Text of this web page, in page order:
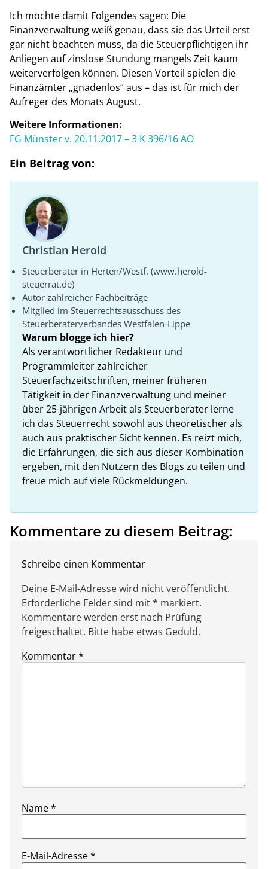
Ich möchte damit Folgendes sagen: Die
Finanzverwaltung weiß genau, dass sie das Urteil erst
gar nicht beachten muss, da die Steuerpflichtigen ihr
Anliegen auf zinslose Stundung mangels Zeit kaum
weiterverfolgen können. Diesen Vorteil spielen die
Finanzämter „gnadenlos“ aus – das ist für mich der
Aufreger des Monats August.
Weitere Informationen:
FG Münster v. 20.11.2017 – 3 K 396/16 AO
Ein Beitrag von:
Christian Herold
Steuerberater in Herten/Westf. (www.herold-
steuerrat.de)
Autor zahlreicher Fachbeiträge
Mitglied im Steuerrechtsausschuss des
Steuerberaterverbandes Westfalen-Lippe
Warum blogge ich hier?
Als verantwortlicher Redakteur und
Programmleiter zahlreicher
Steuerfachzeitschriften, meiner früheren
Tätigkeit in der Finanzverwaltung und meiner
über 25-jährigen Arbeit als Steuerberater lerne
ich das Steuerrecht sowohl aus theoretischer als
auch aus praktischer Sicht kennen. Es reizt mich,
die Erfahrungen, die sich aus dieser Kombination
ergeben, mit den Nutzern des Blogs zu teilen und
freue mich auf viele Rückmeldungen.
Kommentare zu diesem Beitrag:
Schreibe einen Kommentar
Deine E-Mail-Adresse wird nicht veröffentlicht.
Erforderliche Felder sind mit * markiert.
Kommentare werden erst nach Prüfung
freigeschaltet. Bitte habe etwas Geduld.
Kommentar*
Name*
E-Mail-Adresse*